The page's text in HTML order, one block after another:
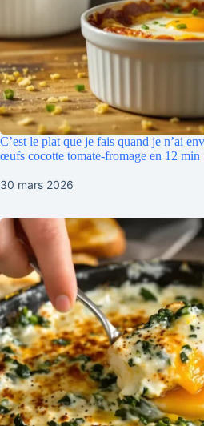
C’est le plat que je fais quand je n’ai
œufs cocotte tomate-fromage en 12 min
30 mars 2026